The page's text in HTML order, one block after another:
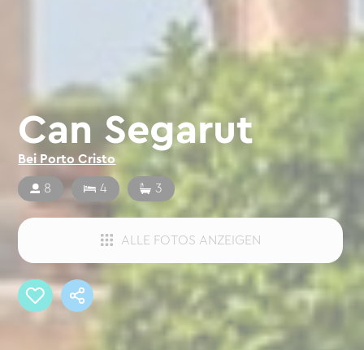
Can Segarut
Bei Porto Cristo
8
4 3
ALLE FOTOS ANZEIGEN